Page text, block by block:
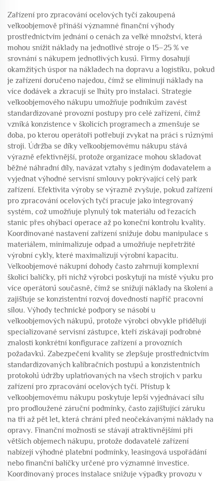
Zařízení pro zpracování ocelových tyčí zakoupená
velkoobjemově přináší významné finanční výhody
prostřednictvím jednání o cenách za velké množství, která
mohou snížit náklady na jednotlivé stroje o 15–25 % ve
srovnání s nákupem jednotlivých kusů. Firmy dosahují
okamžitých úspor na nákladech na dopravu a logistiku, pokud
je zařízení doručeno najedou, čímž se eliminují náklady na
více dodávek a zkracují se lhůty pro instalaci. Strategie
velkoobjemového nákupu umožňuje podnikům zavést
standardizované provozní postupy pro celé zařízení, čímž
vzniká konzistence v školicích programech a zmenšuje se
doba, po kterou operátoři potřebují zvykat na práci s různými
stroji. Údržba se díky velkoobjemovému nákupu stává
výrazně efektivnější, protože organizace mohou skladovat
běžné náhradní díly, navázat vztahy s jediným dodavatelem a
vyjednat výhodné servisní smlouvy pokrývající celý park
zařízení. Efektivita výroby se výrazně zvyšuje, pokud zařízení
pro zpracování ocelových tyčí pracuje jako integrovaný
systém, což umožňuje plynulý tok materiálu od řezacích
stanic přes ohýbací operace až po koneční kontrolu kvality.
Koordinované nastavení zařízení snižuje dobu manipulace s
materiálem, minimalizuje odpad a umožňuje nepřetržité
výrobní cykly, které maximalizují výrobní kapacitu.
Velkoobjemové nákupní dohody často zahrnují komplexní
školicí balíčky, při nichž výrobci poskytují na místě výuku pro
více operátorů současně, čímž se snižují náklady na školení a
zajišťuje se konzistentní rozvoj dovedností napříč pracovní
silou. Výhody technické podpory se násobí u
velkoobjemových nákupů, protože výrobci obvykle přidělují
specializované servisní zástupce, kteří získávají podrobné
znalosti konkrétní konfigurace zařízení a provozních
požadavků. Zabezpečení kvality se zlepšuje prostřednictvím
standardizovaných kalibračních postupů a konzistentních
protokolů údržby uplatňovaných na všech strojích v parku
zařízení pro zpracování ocelových tyčí. Přístup k
velkoobjemovému nákupu poskytuje lepší vyjednávací sílu
pro prodloužené záruční podmínky, často zajišťující záruku
na tři až pět let, která chrání před neočekávanými náklady na
opravy. Finanční možnosti se stávají atraktivnějšími při
větších objemech nákupu, protože dodavatelé zařízení
nabízejí výhodné platební podmínky, leasingová uspořádání
nebo finanční balíčky určené pro významné investice.
Koordinovaný proces instalace snižuje výpadky provozu v